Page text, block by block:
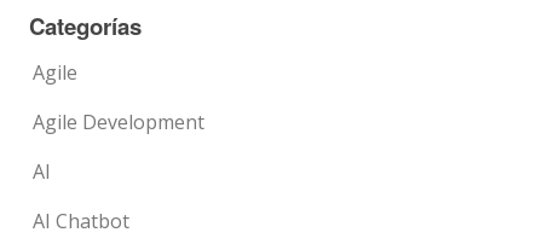
Categorías
Agile
Agile Development
AI
AI Chatbot